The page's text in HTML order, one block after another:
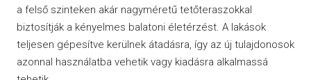
a felső szinteken akár nagyméretű tetőteraszokkal
biztosítják a kényelmes balatoni életérzést. A lakások
teljesen gépesítve kerülnek átadásra, így az új tulajdonosok
azonnal használatba vehetik vagy kiadásra alkalmassá